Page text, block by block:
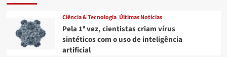
cunhado
negar
relação
Ciência & Tecnologia Últimas Notícias
Pela 1ª vez, cientistas criam vírus
sintéticos com o uso de inteligência
artificial